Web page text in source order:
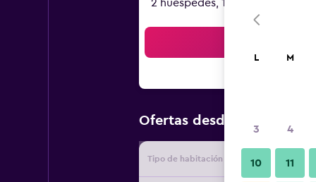
2 huéspedes, 1 habitación
Ofertas desde Oferta
Tipo de habitación
L M
3 4
10 11